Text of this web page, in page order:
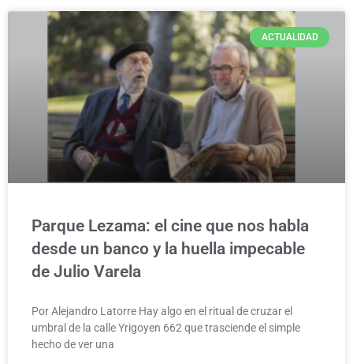
ACTUALIDAD
Parque Lezama: el cine que nos habla
desde un banco y la huella impecable
de Julio Varela
Por Alejandro Latorre Hay algo en el ritual de cruzar el
umbral de la calle Yrigoyen 662 que trasciende el simple
hecho de ver una